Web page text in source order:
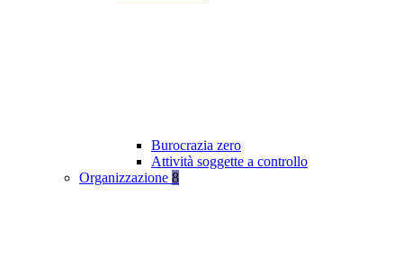
Burocrazia zero
Attività soggette a controllo
Organizzazione 8